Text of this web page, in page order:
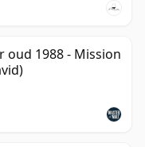
oud 1988 - Mission